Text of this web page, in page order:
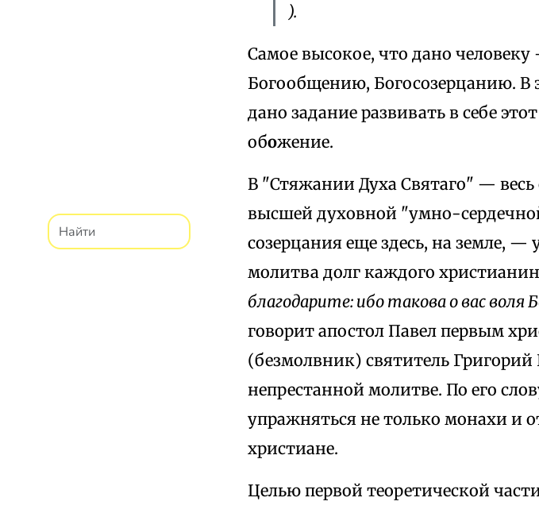
).
Самое высокое, что дано
Богообщению, Богосозерцанию. В
дано задание развивать в себе
обожение.
В "Стяжании Духа Святаго" — весь
высшей духовной "умно-
созерцания еще здесь, на земле,
молитва долг каждого
благодарите: ибо такова о вас воля
говорит апостол Павел первым
(безмолвник) святитель
непрестанной молитве. По его
упражняться не только монахи и
христиане.
Целью первой теоретической